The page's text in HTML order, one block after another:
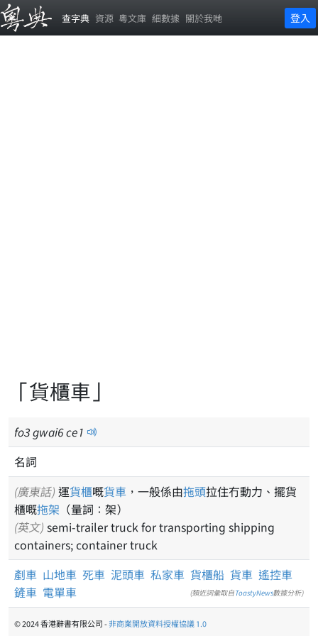
查字典 資源 粵文庫 細數據 關於我哋 登入
「貨櫃車」
fo3gwai6ce1
名詞
(廣東話) 運貨櫃嘅貨車 ，一般係由拖頭拉住冇動力、擺貨
櫃嘅拖架 （量詞：架）
(英文) semi-trailer truck for transporting shipping
containers; container truck
剷車 山地車 死車 泥頭車 私家車 貨櫃船 貨車 遙控車
鏟車 電單車 (類近詞彙取自ToastyNews數據分析)
© 2024 香港辭書有限公司 -非商業開放資料授權協議 1.0